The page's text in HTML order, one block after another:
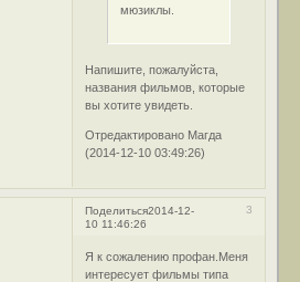
мюзиклы.
Напишите, пожалуйста,
названия фильмов, которые
вы хотите увидеть.
Отредактировано Магда
(2014-12-10 03:49:26)
Поделиться 3
2014-12-
10 11:46:26
Я к сожалению профан.Меня
интересует фильмы типа